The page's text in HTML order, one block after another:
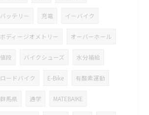
バッテリー 充電 イーバイク
ボディージオメトリー オーバーホール
値段 バイクシューズ 水分補給
ロードバイク E-Bike 有酸素運動
群馬県 通学 MATEBAIKE